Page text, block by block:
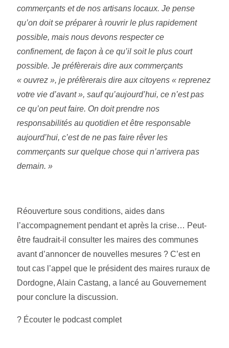
commerçants et de nos artisans locaux. Je pense
qu’on doit se préparer à rouvrir le plus rapidement
possible, mais nous devons respecter ce
confinement, de façon à ce qu’il soit le plus court
possible. Je préfèrerais dire aux commerçants
« ouvrez », je préfèrerais dire aux citoyens « reprenez
votre vie d’avant », sauf qu’aujourd’hui, ce n’est pas
ce qu’on peut faire. On doit prendre nos
responsabilités au quotidien et être responsable
aujourd’hui, c’est de ne pas faire rêver les
commerçants sur quelque chose qui n’arrivera pas
demain. »
Réouverture sous conditions, aides dans
l’accompagnement pendant et après la crise… Peut-
être faudrait-il consulter les maires des communes
avant d’annoncer de nouvelles mesures ? C’est en
tout cas l’appel que le président des maires ruraux de
Dordogne, Alain Castang, a lancé au Gouvernement
pour conclure la discussion.
? Écouter le podcast complet